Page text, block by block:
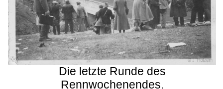
Die letzte Runde des
Rennwochenendes.